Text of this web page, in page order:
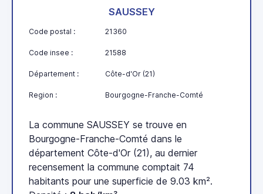
SAUSSEY
Code postal : 21360
Code insee : 21588
Département : Côte-d'Or (21)
Region : Bourgogne-Franche-Comté
La commune SAUSSEY se trouve en
Bourgogne-Franche-Comté dans le
département Côte-d'Or (21), au dernier
recensement la commune comptait 74
habitants pour une superficie de 9.03 km².